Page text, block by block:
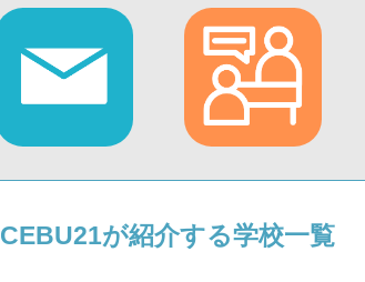
CEBU21が紹介する学校一覧